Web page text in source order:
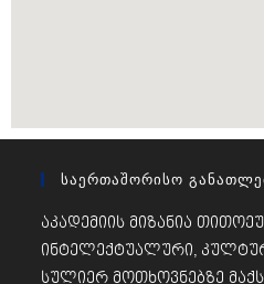
Საერთაშორისო
აკადემიის მიზანია
ინტელექტუალური,
სულიერ მოთხოვნებზე